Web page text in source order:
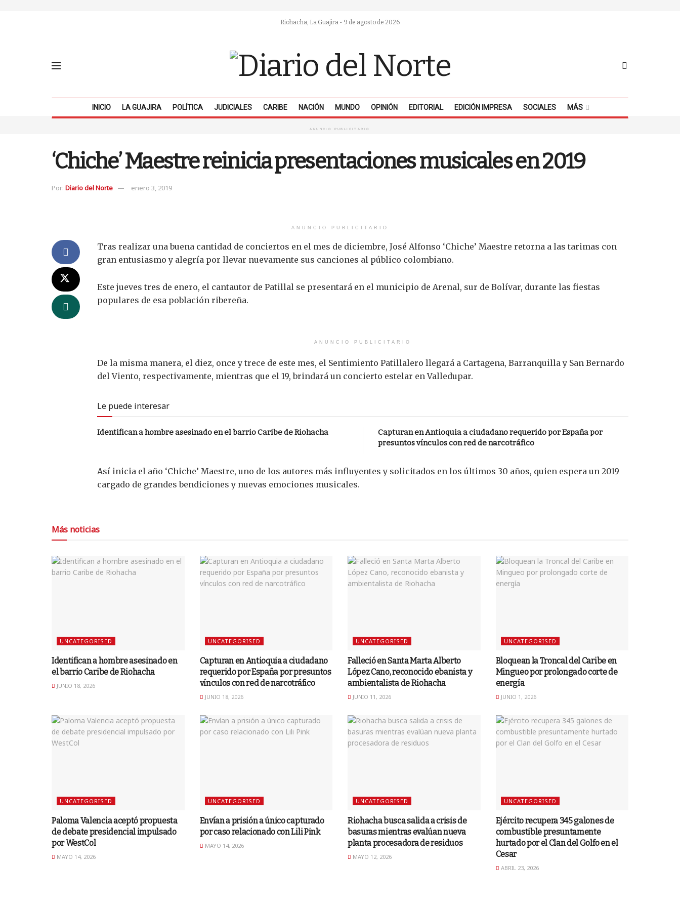
Riohacha, La Guajira - 9 de agosto de 2026
INICIO LA GUAJIRA POLÍTICA JUDICIALES CARIBE NACIÓN MUNDO OPINIÓN EDITORIAL EDICIÓN IMPRESA SOCIALES MÁS
ANUNCIO PUBLICITARIO
‘Chiche’ Maestre reinicia presentaciones musicales en 2019
Por: Diario del Norte enero 3, 2019
ANUNCIO PUBLICITARIO
Tras realizar una buena cantidad de conciertos en el mes de diciembre, José Alfonso ‘Chiche’ Maestre retorna a las tarimas con
gran entusiasmo y alegría por llevar nuevamente sus canciones al público colombiano.
Este jueves tres de enero, el cantautor de Patillal se presentará en el municipio de Arenal, sur de Bolívar, durante las fiestas
populares de esa población ribereña.
ANUNCIO PUBLICITARIO
De la misma manera, el diez, once y trece de este mes, el Sentimiento Patillalero llegará a Cartagena, Barranquilla y San Bernardo
del Viento, respectivamente, mientras que el 19, brindará un concierto estelar en Valledupar.
Le puede interesar
Identifican a hombre asesinado en el barrio Caribe de Riohacha
Capturan en Antioquia a ciudadano requerido por España por
presuntos vínculos con red de narcotráfico
Así inicia el año ‘Chiche’ Maestre, uno de los autores más influyentes y solicitados en los últimos 30 años, quien espera un 2019
cargado de grandes bendiciones y nuevas emociones musicales.
Más noticias
UNCATEGORISED
Identifican a hombre asesinado en
el barrio Caribe de Riohacha
JUNIO 18, 2026
UNCATEGORISED
Capturan en Antioquia a ciudadano
requerido por España por presuntos
vínculos con red de narcotráfico
JUNIO 18, 2026
UNCATEGORISED
Falleció en Santa Marta Alberto
López Cano, reconocido ebanista y
ambientalista de Riohacha
JUNIO 11, 2026
UNCATEGORISED
Bloquean la Troncal del Caribe en
Mingueo por prolongado corte de
energía
JUNIO 1, 2026
UNCATEGORISED
Paloma Valencia aceptó propuesta
de debate presidencial impulsado
por WestCol
MAYO 14, 2026
UNCATEGORISED
Envían a prisión a único capturado
por caso relacionado con Lili Pink
MAYO 14, 2026
UNCATEGORISED
Riohacha busca salida a crisis de
basuras mientras evalúan nueva
planta procesadora de residuos
MAYO 12, 2026
UNCATEGORISED
Ejército recupera 345 galones de
combustible presuntamente
hurtado por el Clan del Golfo en el
Cesar
ABRIL 23, 2026